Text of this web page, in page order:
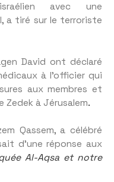
avec une
a tiré sur le terroriste
David ont déclaré
à l’officier qui
aux membres et
Zedek à Jérusalem.
Qassem, a célébré
d’une réponse aux
Al-Aqsa et notre